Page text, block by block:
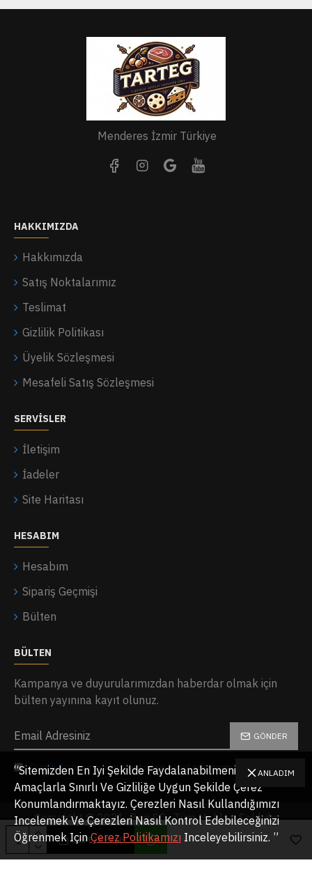
SEPETE EKLE
Menderes İzmir Türkiye
HAKKIMIZDA
Hakkımızda
Satış Noktalarımız
Teslimat
Gizlilik Politikası
Üyelik Sözleşmesi
Mesafeli Satış Sözleşmesi
SERVISLER
İletişim
İadeler
Site Haritası
HESABIM
Hesabım
Sipariş Geçmişi
Bülten
BÜLTEN
Kampanya ve duyurularımızdan haberdar olmak için
bülten yayınına kayıt olunuz.
GÖNDER
Gizlilik Sözleşmesi 'ni okudum ve kabul ediyorum.
Copyright © 2021, Bon SC , Tüm Hakları Saklıdır.
ANLADIM
“Sitemizden En Iyi Şekilde Faydalanabilmeniz Için,
Amaçlarla Sınırlı Ve Gizliliğe Uygun Şekilde Çerez
Konumlandırmaktayız. Çerezleri Nasıl Kullandığımızı
Incelemek Ve Çerezleri Nasıl Kontrol Edebileceğinizi
Öğrenmek IçinÇerez Politikamızı Inceleyebilirsiniz. ”